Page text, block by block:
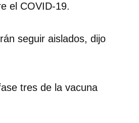
el COVID-19.
seguir aislados, dijo
tres de la vacuna